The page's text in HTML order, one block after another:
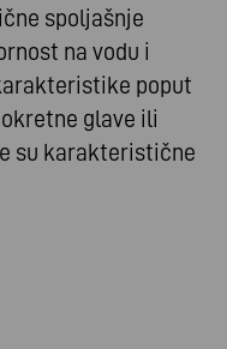
spoljašnje
na vodu i
poput
glave ili
su karakteristične